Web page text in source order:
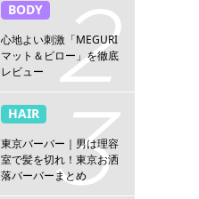
BODY
心地よい刺激「MEGURI
マット＆ピロー」を徹底
レビュー
HAIR
東京バーバー｜男は理容
室で髪を切れ！東京お洒
落バーバーまとめ